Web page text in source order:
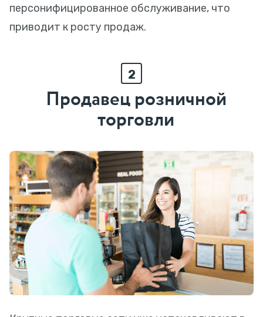
персонифицированное обслуживание, что
приводит к росту продаж.
2
Продавец розничной
торговли